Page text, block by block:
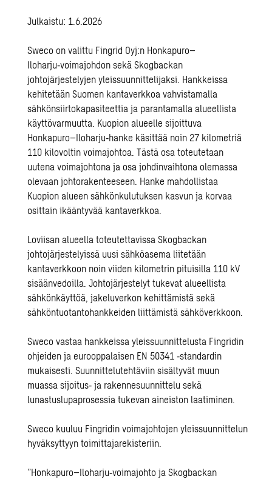
Julkaistu: 1.6.2026
Sweco on valittu Fingrid Oyj:n Honkapuro–
Iloharju‑voimajohdon sekä Skogbackan
johtojärjestelyjen yleissuunnittelijaksi. Hankkeissa
kehitetään Suomen kantaverkkoa vahvistamalla
sähkönsiirtokapasiteettia ja parantamalla alueellista
käyttövarmuutta. Kuopion alueelle sijoittuva
Honkapuro–Iloharju‑hanke käsittää noin 27 kilometriä
110 kilovoltin voimajohtoa. Tästä osa toteutetaan
uutena voimajohtona ja osa johdinvaihtona olemassa
olevaan johtorakenteeseen. Hanke mahdollistaa
Kuopion alueen sähkönkulutuksen kasvun ja korvaa
osittain ikääntyvää kantaverkkoa.
Loviisan alueella toteutettavissa Skogbackan
johtojärjestelyissä uusi sähköasema liitetään
kantaverkkoon noin viiden kilometrin pituisilla 110 kV
sisäänvedoilla. Johtojärjestelyt tukevat alueellista
sähkönkäyttöä, jakeluverkon kehittämistä sekä
sähköntuotantohankkeiden liittämistä sähköverkkoon.
Sweco vastaa hankkeissa yleissuunnittelusta Fingridin
ohjeiden ja eurooppalaisen EN 50341 ‑standardin
mukaisesti. Suunnittelutehtäviin sisältyvät muun
muassa sijoitus‑ ja rakennesuunnittelu sekä
lunastuslupaprosessia tukevan aineiston laatiminen.
Sweco kuuluu Fingridin voimajohtojen yleissuunnittelun
hyväksyttyyn toimittajarekisteriin.
”Honkapuro–Iloharju‑voimajohto ja Skogbackan